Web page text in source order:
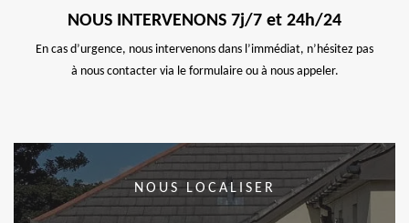
NOUS INTERVENONS 7j/7 et 24h/24
En cas d’urgence, nous intervenons dans l’immédiat, n’hésitez pas
à nous contacter via le formulaire ou à nous appeler.
NOUS LOCALISER